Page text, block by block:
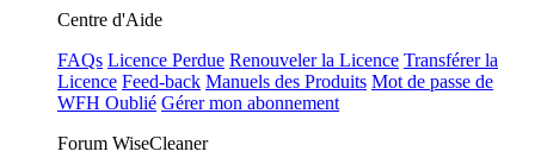
Centre d'Aide
FAQs Licence Perdue Renouveler la Licence Transférer la
Licence Feed-back Manuels des Produits Mot de passe de
WFH Oublié Gérer mon abonnement
Forum WiseCleaner